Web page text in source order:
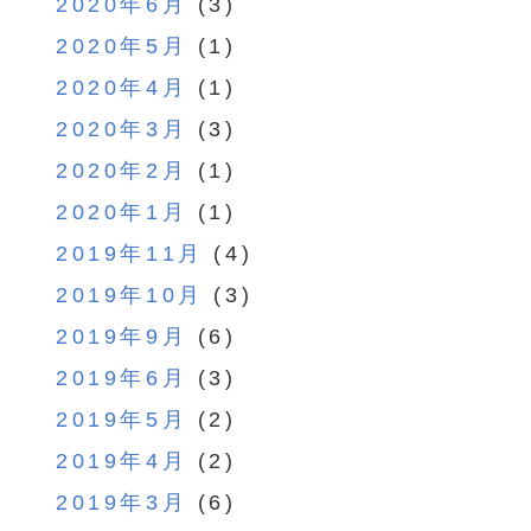
2020年6月
(3)
2020年5月
(1)
2020年4月
(1)
2020年3月
(3)
2020年2月
(1)
2020年1月
(1)
2019年11月
(4)
2019年10月
(3)
2019年9月
(6)
2019年6月
(3)
2019年5月
(2)
2019年4月
(2)
2019年3月
(6)